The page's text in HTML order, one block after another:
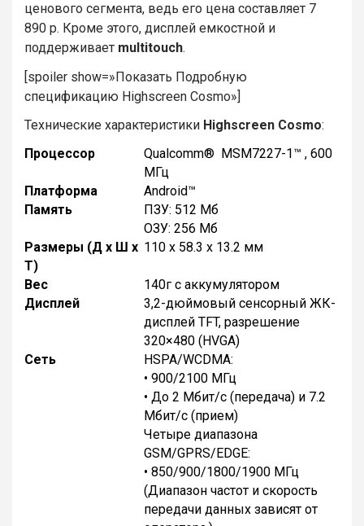
ценового сегмента, ведь его цена составляет 7
890 р. Кроме этого, дисплей емкостной и
поддерживает multitouch.
[spoiler show=»Показать Подробную
спецификацию Highscreen Cosmo»]
Технические характеристики Highscreen Cosmo:
Процессор
Qualcomm® MSM7227-1™ , 600
МГц
Платформа
Android™
Память
ПЗУ: 512 Мб
ОЗУ: 256 Мб
Размеры (Д x Ш x
Т)
110 x 58.3 x 13.2 мм
Вес
140г с аккумулятором
Дисплей
3,2-дюймовый сенсорный ЖК-
дисплей TFT, разрешение
320×480 (HVGA)
Сеть
HSPA/WCDMA:
• 900/2100 МГц
• До 2 Мбит/с (передача) и 7.2
Мбит/с (прием)
Четыре диапазона
GSM/GPRS/EDGE:
• 850/900/1800/1900 МГц
(Диапазон частот и скорость
передачи данных зависят от